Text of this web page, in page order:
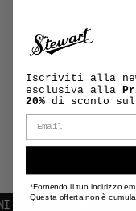
IN TUTTA
Iscriviti alla
esclusiva alla
20% di sconto
*Fornendo il tuo indirizzo
Questa offerta non è